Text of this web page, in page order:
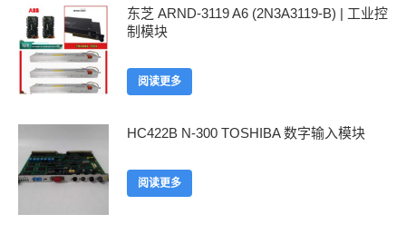
东芝 ARND-3119 A6 (2N3A3119-B) | 工业控
制模块
阅读更多
HC422B N-300 TOSHIBA 数字输入模块
阅读更多